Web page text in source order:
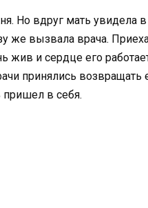
Но вдруг мать увидела
же вызвала врача.
жив и сердце его
принялись возвращать
пришел в себя.